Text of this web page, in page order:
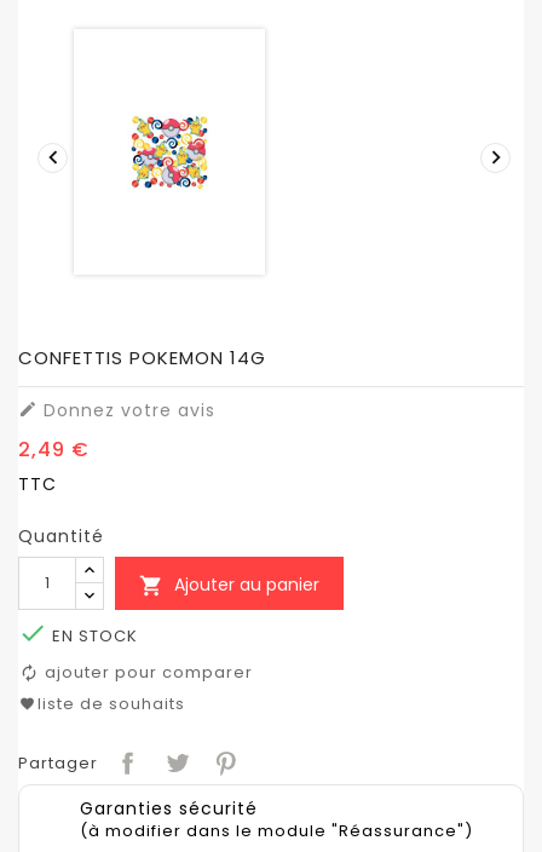
 
CONFETTIS POKEMON 14G
 Donnez votre avis
2,49 €
TTC
Quantité
 Ajouter au panier
 EN STOCK
ajouter pour comparer
liste de souhaits
Partager
Garanties sécurité
(à modifier dans le module "Réassurance")